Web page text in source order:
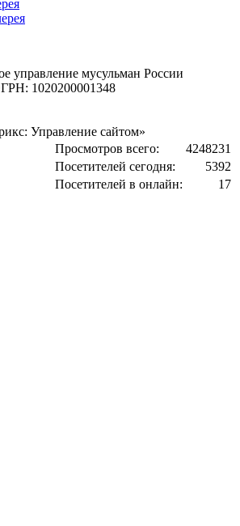
управление мусульман России
1020200001348
Управление сайтом»
Просмотров всего:
4248231
Посетителей сегодня:
5392
Посетителей в онлайн:
17